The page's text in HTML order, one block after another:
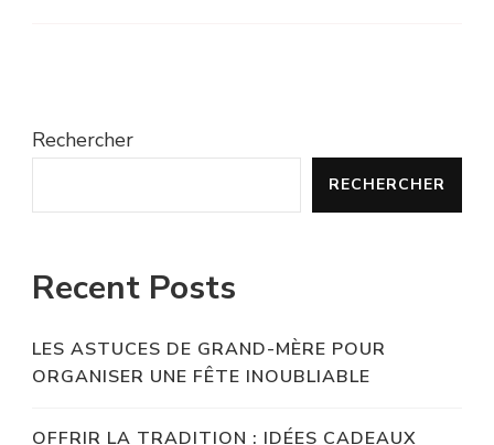
Rechercher
RECHERCHER
Recent Posts
LES ASTUCES DE GRAND-MÈRE POUR
ORGANISER UNE FÊTE INOUBLIABLE
OFFRIR LA TRADITION : IDÉES CADEAUX